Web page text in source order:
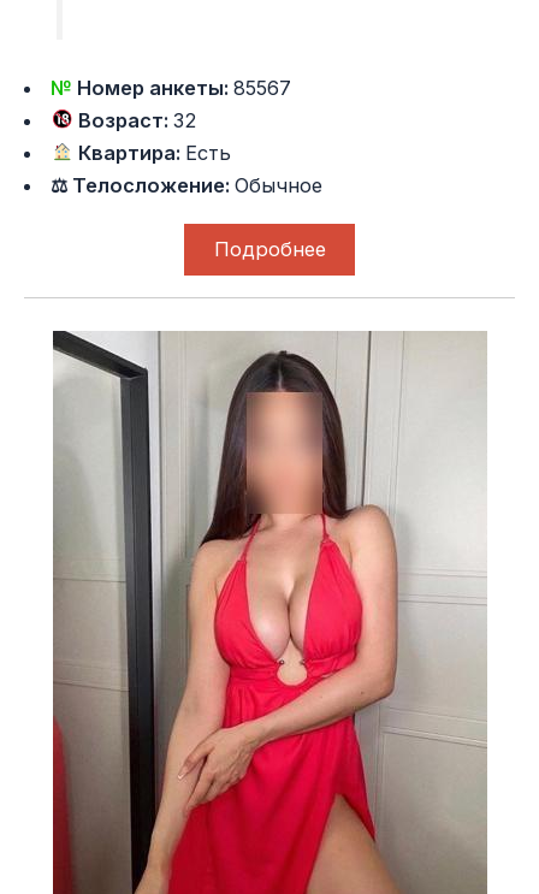
№ Номер анкеты:85567
Возраст:32
Квартира: Есть
⚖ Телосложение:Обычное
Подробнее